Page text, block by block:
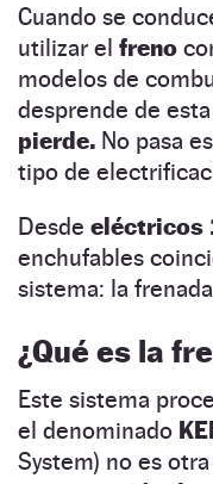
Cuando se
utilizar el freno
modelos de
desprende de
pierde. No pasa
tipo de
Desde eléctricos
enchufables
sistema: la
¿Qué es la
Este sistema
el denominado
System) no es